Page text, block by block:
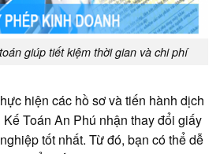
giúp tiết kiệm thời gian và chi phí
hiện các hồ sơ và tiến hành dịch
Toán An Phú nhận thay đổi giấy
tốt nhất. Từ đó, bạn có thể dễ